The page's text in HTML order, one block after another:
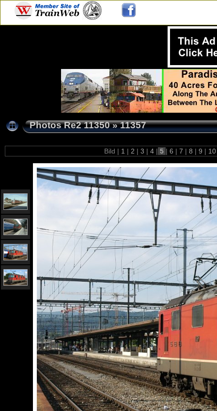
Photos Re2 11350»11357
Bild | 1 | 2 | 3 | 4 | 5 | 6 | 7 | 8 | 9 |